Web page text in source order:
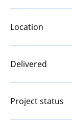
Location
Delivered
Project status